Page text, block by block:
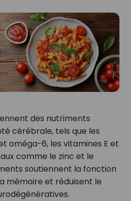
des nutriments
cérébrale, tels que les
oméga-6, les vitamines E et
comme le zinc et le
soutiennent la fonction
mémoire et réduisent le